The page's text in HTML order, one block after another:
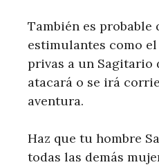
También es probable
estimulantes como
privas a un Sagitario
atacará o se irá
aventura.
Haz que tu hombre
todas las demás